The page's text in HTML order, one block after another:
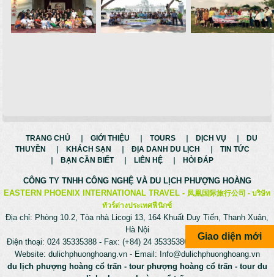
TRANG CHỦ GIỚI THIỆU TOURS DỊCH VỤ
DU
THUYỀN
KHÁCH SẠN ĐỊA DANH DU LỊCH
TIN TỨC
BẠN CẦN BIẾT
LIÊN HỆ HỎI ĐÁP
CÔNG TY TNHH CÔNG NGHỆ VÀ DU LỊCH PHƯỢNG HOÀNG
EASTERN PHOENIX INTERNATIONAL TRAVEL - 凤凰国际旅行公司 - บริษัท
ทัวร์ต่างประเทศฟีนิกซ์
Địa chỉ: Phòng 10.2, Tòa nhà Licogi 13, 164 Khuất Duy Tiến, Thanh Xuân,
Hà Nội
Điện thoại: 024 35335388 - Fax: (+84) 24 35335386 - Hotline: 0975699988
Website: dulichphuonghoang.vn- Email: Info@dulichphuonghoang.vn
du lịch phượng hoàng cổ trấn- tour phượng hoàng cổ trấn- tour du
Giao diện mới